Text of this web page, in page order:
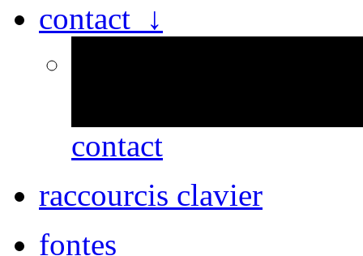
contact ↓
contact
raccourcis clavier
fontes